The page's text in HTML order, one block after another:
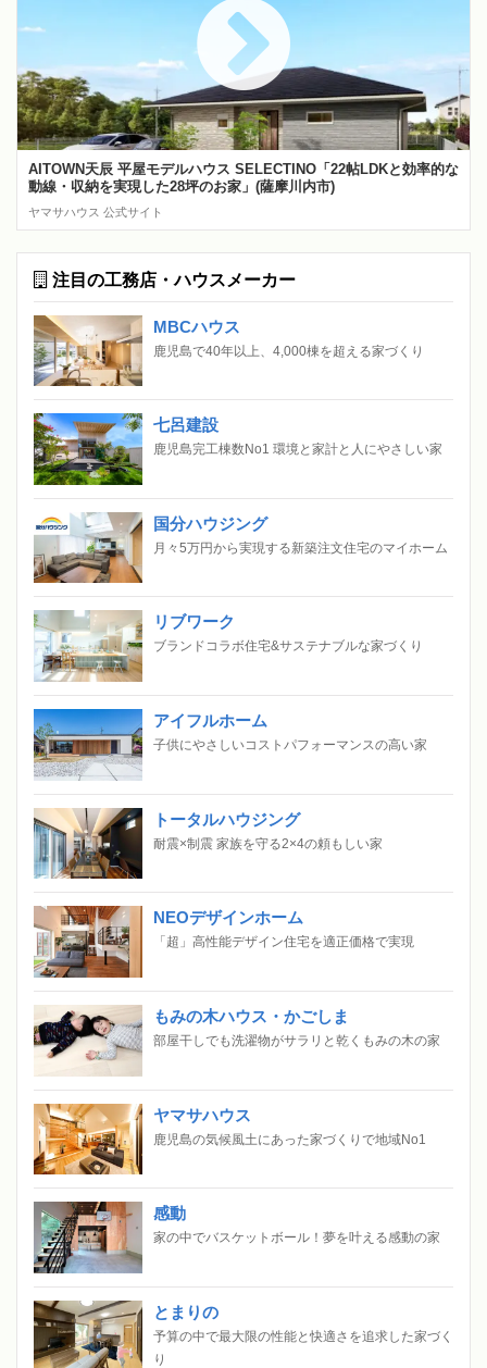
AITOWN天辰 平屋モデルハウス SELECTINO「22帖LDKと効率的な
動線・収納を実現した28坪のお家」(薩摩川内市)
ヤマサハウス 公式サイト
注目の工務店・ハウスメーカー
MBCハウス
鹿児島で40年以上、4,000棟を超える家づくり
七呂建設
鹿児島完工棟数No1 環境と家計と人にやさしい家
国分ハウジング
月々5万円から実現する新築注文住宅のマイホーム
リブワーク
ブランドコラボ住宅&サステナブルな家づくり
アイフルホーム
子供にやさしいコストパフォーマンスの高い家
トータルハウジング
耐震×制震 家族を守る2×4の頼もしい家
NEOデザインホーム
「超」高性能デザイン住宅を適正価格で実現
もみの木ハウス・かごしま
部屋干しでも洗濯物がサラリと乾くもみの木の家
ヤマサハウス
鹿児島の気候風土にあった家づくりで地域No1
感動
家の中でバスケットボール！夢を叶える感動の家
とまりの
予算の中で最大限の性能と快適さを追求した家づく
り